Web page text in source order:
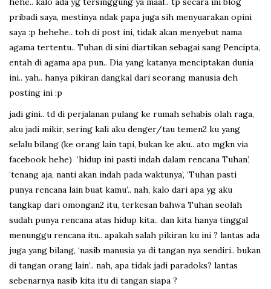
pribadi saya, mestinya ndak papa juga sih menyuarakan opini
saya :p hehehe.. toh di post ini, tidak akan menyebut nama
agama tertentu.. Tuhan di sini diartikan sebagai sang Pencipta,
entah di agama apa pun.. Dia yang katanya menciptakan dunia
ini.. yah.. hanya pikiran dangkal dari seorang manusia deh
posting ini :p
jadi gini.. td di perjalanan pulang ke rumah sehabis olah raga,
aku jadi mikir, sering kali aku denger/tau temen2 ku yang
selalu bilang (ke orang lain tapi, bukan ke aku.. ato mgkn via
facebook hehe) ‘hidup ini pasti indah dalam rencana Tuhan’,
‘tenang aja, nanti akan indah pada waktunya’, ‘Tuhan pasti
punya rencana lain buat kamu’.. nah, kalo dari apa yg aku
tangkap dari omongan2 itu, terkesan bahwa Tuhan seolah
sudah punya rencana atas hidup kita.. dan kita hanya tinggal
menunggu rencana itu.. apakah salah pikiran ku ini ? lantas ada
juga yang bilang, ‘nasib manusia ya di tangan nya sendiri.. bukan
di tangan orang lain’.. nah, apa tidak jadi paradoks? lantas
sebenarnya nasib kita itu di tangan siapa ?